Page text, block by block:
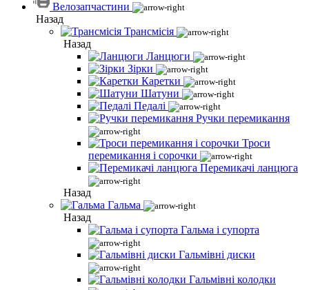
Велозапчастини
Назад
Трансмісія
Назад
Ланцюги
Зірки
Каретки
Шатуни
Педалі
Ручки перемикання
Троси
перемикання і сорочки
Перемикачі ланцюга
Назад
Гальма
Назад
Гальма і супорта
Гальмівні диски
Гальмівні колодки